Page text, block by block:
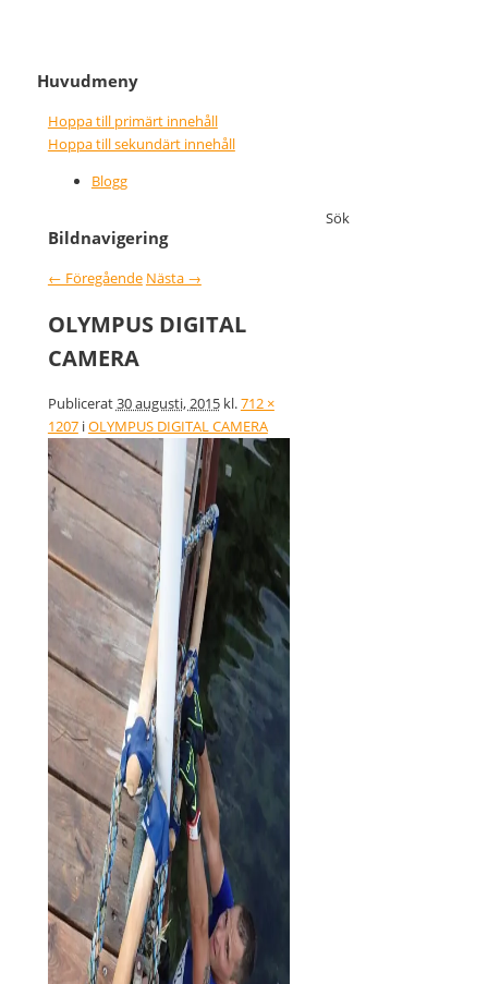
Nice wins nothing
faster
Huvudmeny
Hoppa till primärt innehåll
Hoppa till sekundärt innehåll
Blogg
Bildnavigering
← Föregående Nästa →
OLYMPUS DIGITAL
CAMERA
Publicerat30 augusti, 2015kl.712 ×
1207iOLYMPUS DIGITAL CAMERA
Sök